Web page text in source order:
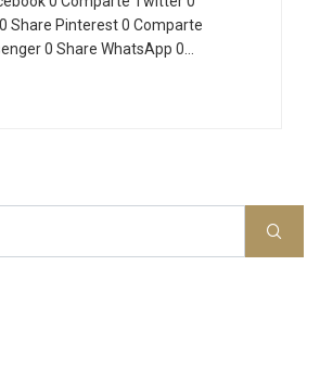
Share Pinterest 0 Comparte
0 Share WhatsApp 0…